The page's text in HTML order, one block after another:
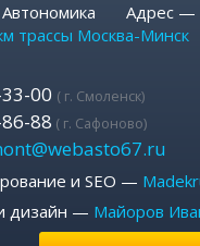
Автономика Адрес —
трассы Москва-Минск
00 ( г. Смоленск)
88 ( г. Сафоново)
и SEO —
дизайн — Майоров